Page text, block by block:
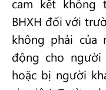
cam kết không
BHXH đối với
không phải của
động cho
hoặc bị người